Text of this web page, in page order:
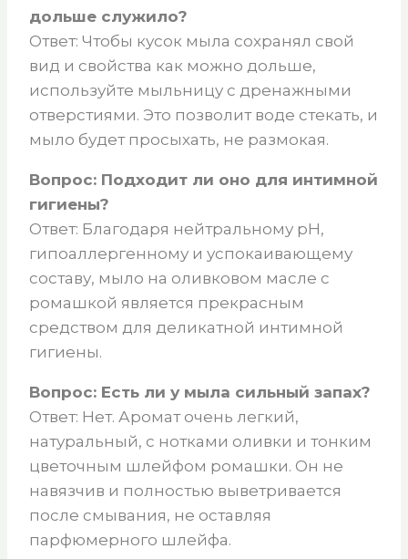
дольше служило?
Ответ: Чтобы кусок мыла сохранял свой
вид и свойства как можно дольше,
используйте мыльницу с дренажными
отверстиями. Это позволит воде стекать, и
мыло будет просыхать, не размокая.
Вопрос: Подходит ли оно для интимной
гигиены?
Ответ: Благодаря нейтральному pH,
гипоаллергенному и успокаивающему
составу, мыло на оливковом масле с
ромашкой является прекрасным
средством для деликатной интимной
гигиены.
Вопрос: Есть ли у мыла сильный запах?
Ответ: Нет. Аромат очень легкий,
натуральный, с нотками оливки и тонким
цветочным шлейфом ромашки. Он не
навязчив и полностью выветривается
после смывания, не оставляя
парфюмерного шлейфа.